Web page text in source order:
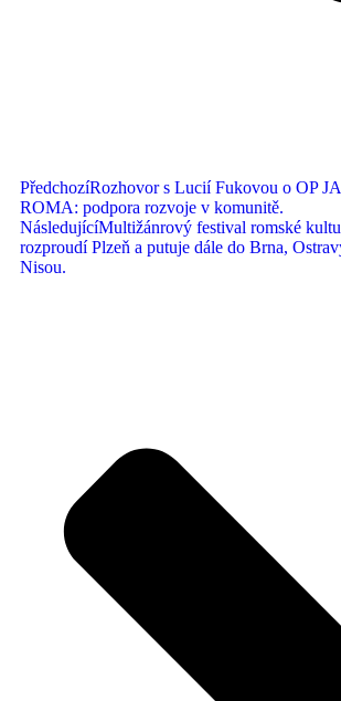
PředchozíRozhovor s Lucií Fukovou o OP
ROMA: podpora rozvoje v komunitě.
NásledujícíMultižánrový festival romské
rozproudí Plzeň a putuje dále do Brna,
Nisou.